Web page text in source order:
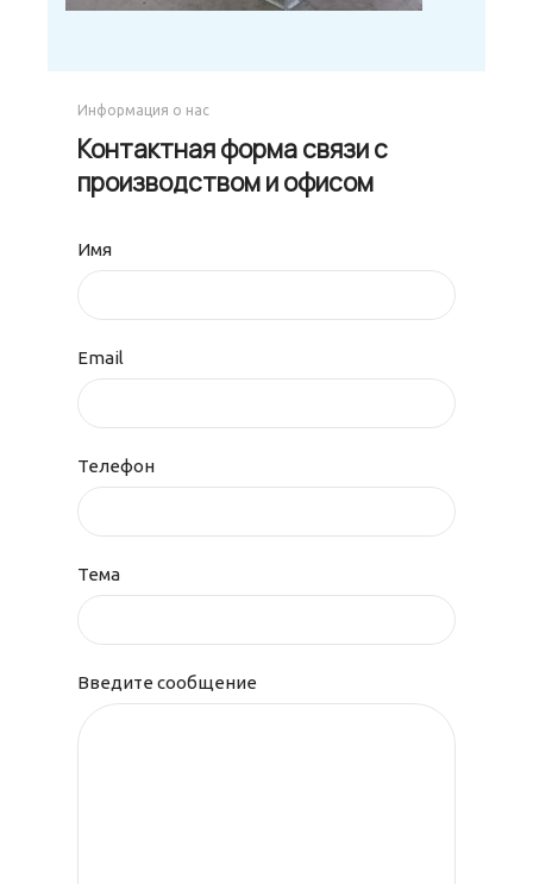
Информация о нас
Контактная форма связи с
производством и офисом
Имя
Email
Телефон
Тема
Введите сообщение